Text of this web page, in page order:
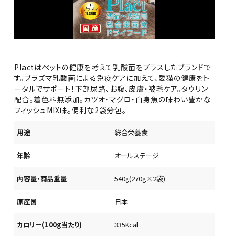
Plactはペットの健康を考えて乳酸菌をプラスしたブランドで
す。プラズマ乳酸菌による免疫ケアに加えて、愛猫の健康をト
ータルでサポート！下部尿路、お腹、皮膚・被毛ケア。タウリン
配合。着色料無添加。カツオ・マグロ・白身魚の味わい豊かな
フィッシュMIX味。便利な2袋分包。
用途 総合栄養食
年齢 オールステージ
内容量・商品重量 540g(270g×2袋)
原産国 日本
カロリー(100g当たり) 335Kcal